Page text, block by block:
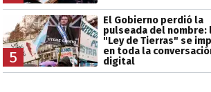
5
El Gobierno perdió la
pulseada del nombre:
"Ley de Tierras" se
en toda la
digital